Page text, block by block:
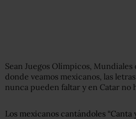
Sean Juegos Olímpicos,
donde veamos mexicanos, las
nunca pueden faltar y en Catar no
Los mexicanos cantándoles “Canta